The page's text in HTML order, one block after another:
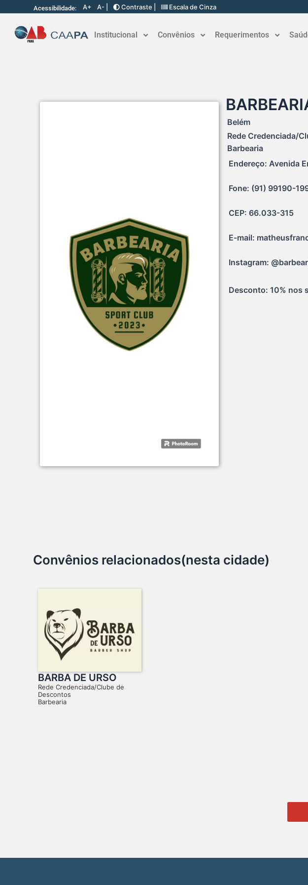
Acessibilidade: A+ A- | Contraste | Escala de Cinza
Institucional Convênios Requerimentos
Belém
Rede Credenciada/
Barbearia
Endereço: Avenida
Fone: (91) 99190-
CEP: 66.033-315
E-mail:
Instagram:
Desconto: 10% nos
Convênios relacionados(nesta cidade)
BARBA DE URSO
Rede Credenciada/Clube de
Descontos
Barbearia